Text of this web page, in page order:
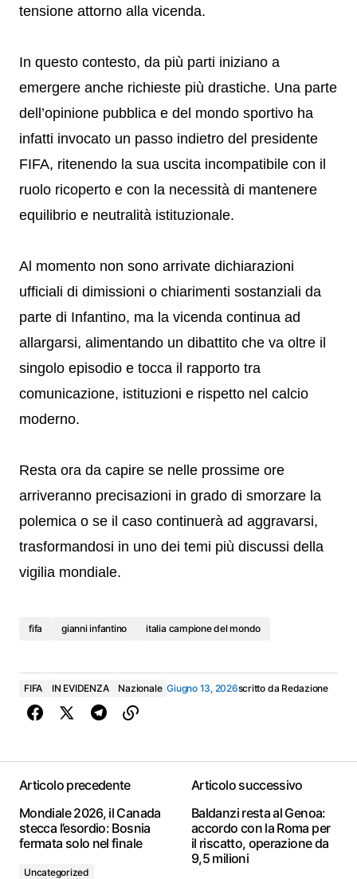
tensione attorno alla vicenda.
In questo contesto, da più parti iniziano a
emergere anche richieste più drastiche. Una parte
dell’opinione pubblica e del mondo sportivo ha
infatti invocato un passo indietro del presidente
FIFA, ritenendo la sua uscita incompatibile con il
ruolo ricoperto e con la necessità di mantenere
equilibrio e neutralità istituzionale.
Al momento non sono arrivate dichiarazioni
ufficiali di dimissioni o chiarimenti sostanziali da
parte di Infantino, ma la vicenda continua ad
allargarsi, alimentando un dibattito che va oltre il
singolo episodio e tocca il rapporto tra
comunicazione, istituzioni e rispetto nel calcio
moderno.
Resta ora da capire se nelle prossime ore
arriveranno precisazioni in grado di smorzare la
polemica o se il caso continuerà ad aggravarsi,
trasformandosi in uno dei temi più discussi della
vigilia mondiale.
fifa gianni infantino italia campione del mondo
FIFA IN EVIDENZA Nazionale Giugno 13, 2026scritto da Redazione
Articolo precedente
Mondiale 2026, il Canada
stecca l’esordio: Bosnia
fermata solo nel finale
Uncategorized
Articolo successivo
Baldanzi resta al Genoa:
accordo con la Roma per
il riscatto, operazione da
9,5 milioni